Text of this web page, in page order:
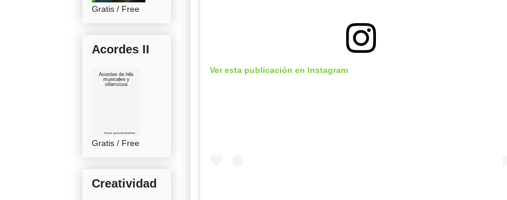
Ver esta publicación en Instagram
Gratis / Free
Acordes II
Gratis / Free
Creatividad